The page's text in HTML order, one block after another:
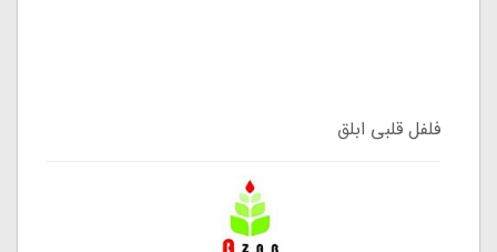
فلفل قلبی ابلق